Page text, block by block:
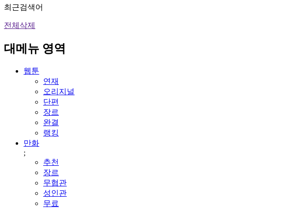
최근검색어
전체삭제
대메뉴 영역
웹툰
연재
오리지널
단편
장르
완결
랭킹
만화
;
추천
장르
무협관
성인관
무료